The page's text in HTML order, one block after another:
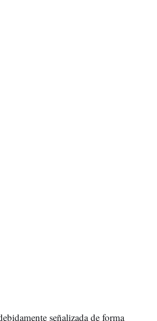
señalizada de forma